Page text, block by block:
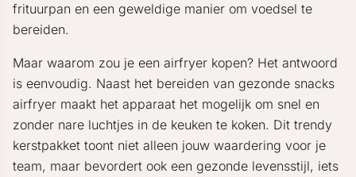
frituurpan en een geweldige manier om voedsel te
bereiden.
Maar waarom zou je een airfryer kopen? Het antwoord
is eenvoudig. Naast het bereiden van gezonde snacks
airfryer maakt het apparaat het mogelijk om snel en
zonder nare luchtjes in de keuken te koken. Dit trendy
kerstpakket toont niet alleen jouw waardering voor je
team, maar bevordert ook een gezonde levensstijl, iets